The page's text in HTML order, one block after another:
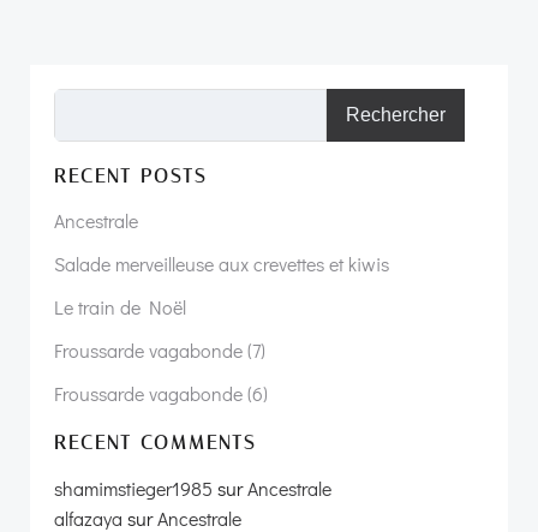
Rechercher
RECENT POSTS
Ancestrale
Salade merveilleuse aux crevettes et kiwis
Le train de Noël
Froussarde vagabonde (7)
Froussarde vagabonde (6)
RECENT COMMENTS
shamimstieger1985 surAncestrale
alfazaya surAncestrale